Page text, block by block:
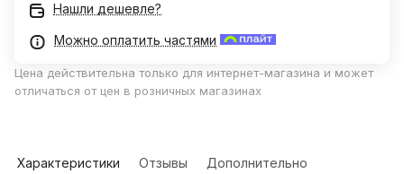
Нашли дешевле?
Можно оплатить частями
Цена действительна только для интернет-магазина и может
отличаться от цен в розничных магазинах
Характеристики Отзывы Дополнительно